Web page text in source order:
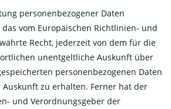
personenbezogener Daten
vom Europäischen Richtlinien- und
Recht, jederzeit von dem für die
unentgeltliche Auskunft über
personenbezogenen Daten
zu erhalten. Ferner hat der
und Verordnungsgeber der